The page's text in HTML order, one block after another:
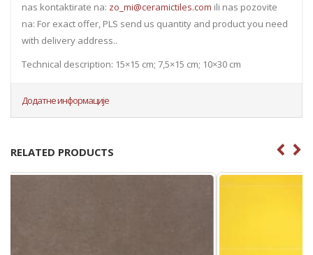
nas kontaktirate na: zo_mi@ceramictiles.com ili nas pozovite
na: For exact offer, PLS send us quantity and product you need
with delivery address..
Technical description: 15×15 cm; 7,5×15 cm; 10×30 cm
Додатне информације
RELATED PRODUCTS